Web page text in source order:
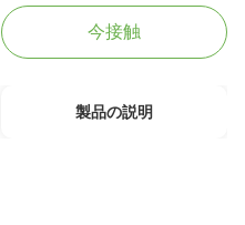
今接触
製品の説明